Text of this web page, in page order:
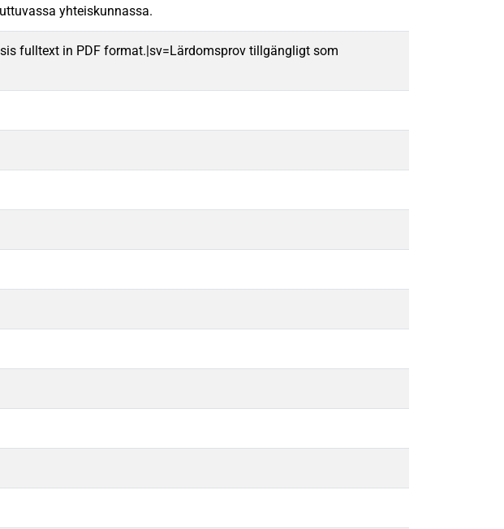
yhteiskunnassa.
fulltext in PDF format.|sv=Lärdomsprov tillgängligt som